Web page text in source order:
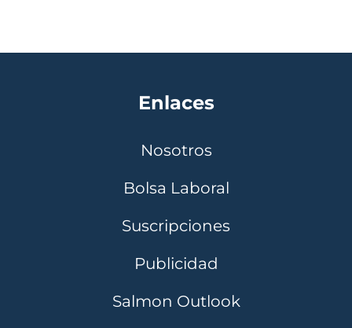
Enlaces
Nosotros
Bolsa Laboral
Suscripciones
Publicidad
Salmon Outlook